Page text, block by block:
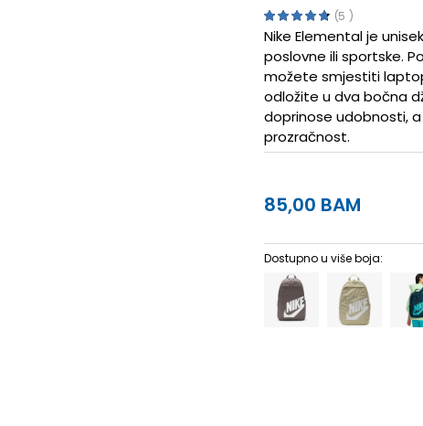
5
Nike Elemental je
poslovne ili sportske.
možete smjestiti
odložite u dva bočna
doprinose udobnosti,
prozračnost.
85,00 BAM
Dostupno u više boja: